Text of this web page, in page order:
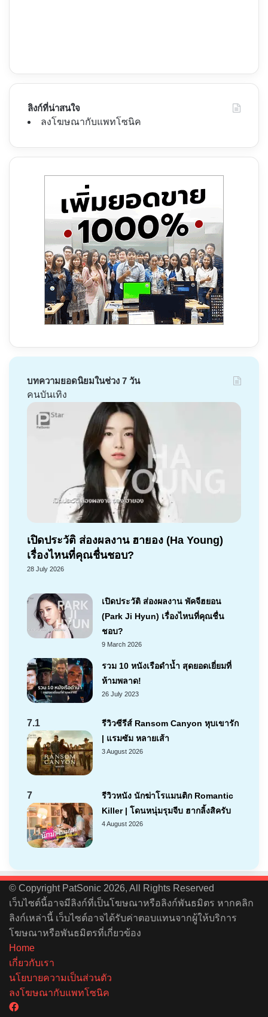
ลิงก์ที่น่าสนใจ
ลงโฆษณากับแพทโซนิค
บทความยอดนิยมในช่วง 7 วัน
คนบันเทิง
เปิดประวัติ ส่องผลงาน ฮายอง (Ha Young)
เรื่องไหนที่คุณชื่นชอบ?
28 July 2026
เปิดประวัติ ส่องผลงาน พัคจีฮยอน
(Park Ji Hyun) เรื่องไหนที่คุณชื่น
ชอบ?
9 March 2026
รวม 10 หนังเรือดำน้ำ สุดยอดเยี่ยมที่
ห้ามพลาด!
26 July 2023
7.1
รีวิวซีรีส์ Ransom Canyon หุบเขารัก
| แรมซัม หลายเส้า
3 August 2026
7
รีวิวหนัง นักฆ่าโรแมนติก Romantic
Killer | โดนหนุ่มรุมจีบ ฮากลิ้งสิครับ
4 August 2026
© Copyright PatSonic 2026, All Rights Reserved
เว็บไซต์นี้อาจมีลิงก์ที่เป็นโฆษณาหรือลิงก์พันธมิตร หากคลิก
ลิงก์เหล่านี้ เว็บไซต์อาจได้รับค่าตอบแทนจากผู้ให้บริการ
โฆษณาหรือพันธมิตรที่เกี่ยวข้อง
Home
เกี่ยวกับเรา
นโยบายความเป็นส่วนตัว
ลงโฆษณากับแพทโซนิค
Facebook